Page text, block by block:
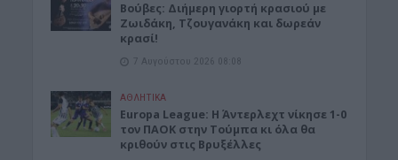
Βούβες: Διήμερη γιορτή κρασιού με
Ζωιδάκη, Τζουγανάκη και δωρεάν
κρασί!
7 Αυγούστου 2026 08:08
ΑΘΛΗΤΙΚΑ
Europa League: Η Άντερλεχτ νίκησε 1-0
τον ΠΑΟΚ στην Τούμπα κι όλα θα
κριθούν στις Βρυξέλλες